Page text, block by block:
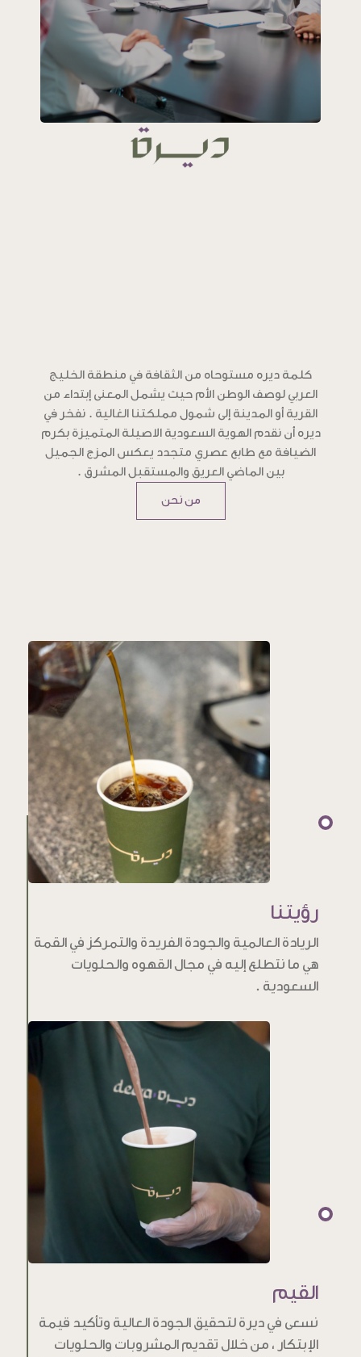
كلمة ديره مستوحاه من الثقافة في منطقة الخليج
العربي لوصف الوطن الأم حيث يشمل المعنى إبتداء من
القرية أو المدينة إلى شمول مملكتنا الغالية . نفخر في
ديره أن نقدم الهوية السعودية الاصيلة المتميزة بكرم
الضيافة مع طابع عصري متجدد يعكس المزج الجميل
بين الماضي العريق والمستقبل المشرق .
من نحن
رؤيتنا
الريادة العالمية والجودة الفريدة والتمركز في القمة
هي ما نتطلع إليه في مجال القهوه والحلويات
السعودية .
القيم
نسعى في ديرة لتحقيق الجودة العالية وتأكيد قيمة
الإبتكار ، من خلال تقديم المشروبات والحلويات